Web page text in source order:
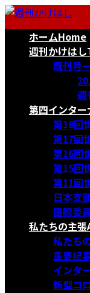
コ
ナ
ホームHome
週刊かけはし
既刊号
週
第四インタ
第18回
第17回
第16回
第15回
第11回
日本支
国際委
私たちの主張
私たち
重要記
インタ
新型コ